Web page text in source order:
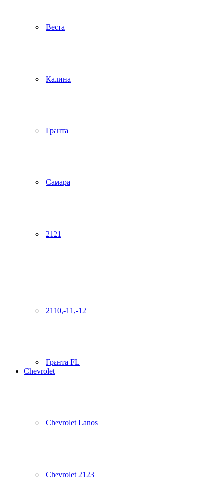
Веста
Калина
Гранта
Самара
2121
2110,-11,-12
Гранта FL
Chevrolet
Chevrolet Lanos
Chevrolet 2123